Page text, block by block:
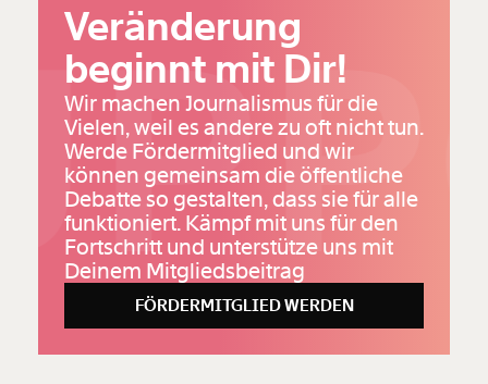
Veränderung
beginnt mit Dir!
Wir machen Journalismus für die
Vielen, weil es andere zu oft nicht tun.
Werde Fördermitglied und wir
können gemeinsam die öffentliche
Debatte so gestalten, dass sie für alle
funktioniert. Kämpf mit uns für den
Fortschritt und unterstütze uns mit
Deinem Mitgliedsbeitrag
FÖRDERMITGLIED WERDEN